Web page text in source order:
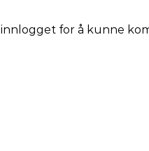
innlogget for å kunne